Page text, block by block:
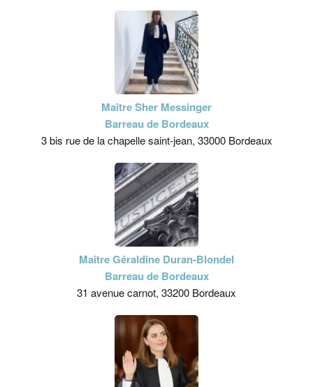
Maître Sher Messinger
Barreau de Bordeaux
3 bis rue de la chapelle saint-jean, 33000 Bordeaux
Maître Géraldine Duran-Blondel
Barreau de Bordeaux
31 avenue carnot, 33200 Bordeaux